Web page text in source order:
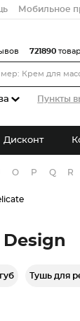
Мобильное
Пункты
721890
Дисконт
O P Q R
Design
Тушь для